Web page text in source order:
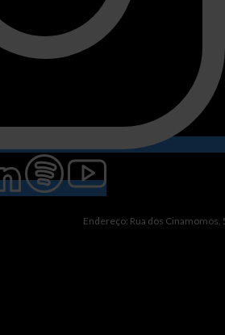
Endereço: Rua dos Cinamomos,